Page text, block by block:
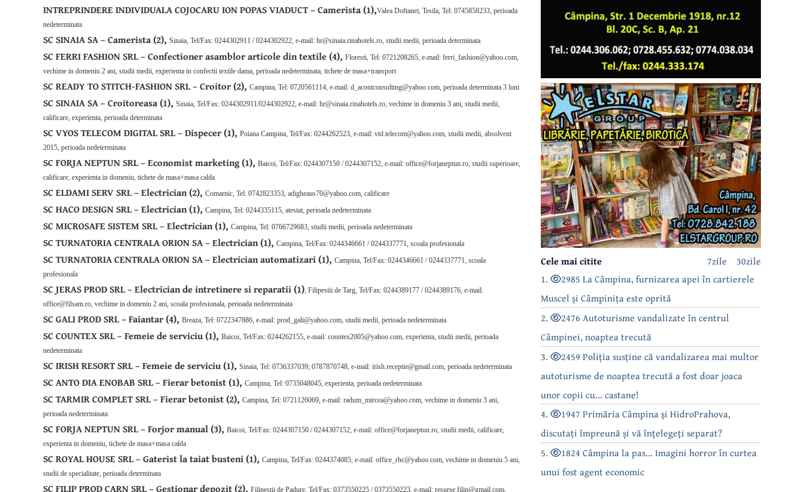
INTREPRINDERE INDIVIDUALA COJOCARU ION POPAS VIADUCT – Camerista (1),Valea Doftanei, Tesila, Tel: 0745858233, perioada
nedeterminata
SC SINAIA SA – Camerista (2), Sinaia, Tel/Fax: 0244302911 / 0244302922, e-mail: hr@sinaia.rinahotels.ro, studii medii, perioada determinata
SC FERRI FASHION SRL – Confectioner asamblor articole din textile (4), Floresti, Tel: 0721208265, e-mail: ferri_fashion@yahoo.com,
vechime in domeniu 2 ani, studii medii, experienta in confectii textile dama, perioada nedeterminata, tichete de masa+transport
SC READY TO STITCH-FASHION SRL – Croitor (2), Campina, Tel: 0720561114, e-mail: d_acontconsulting@yahoo.com, perioada determinata 3 luni
SC SINAIA SA – Croitoreasa (1), Sinaia, Tel/Fax: 0244302911/0244302922, e-mail: hr@sinaia.rinahotels.ro, vechime in domeniu 3 ani, studii medii,
calificare, experienta, perioada determinata
SC VYOS TELECOM DIGITAL SRL – Dispecer (1), Poiana Campina, Tel/Fax: 0244262523, e-mail: vtd.telecom@yahoo.com, studii medii, absolvent
2015, perioada nedeterminata
SC FORJA NEPTUN SRL – Economist marketing (1), Baicoi, Tel/Fax: 0244307150 / 0244307152, e-mail: office@forjaneptun.ro, studii superioare,
calificare, experienta in domeniu, tichete de masa+masa calda
SC ELDAMI SERV SRL – Electrician (2), Comarnic, Tel: 0742823353, adigheaus70@yahoo.com, calificare
SC HACO DESIGN SRL – Electrician (1), Campina, Tel: 0244335115, atestat, perioada nedeterminata
SC MICROSAFE SISTEM SRL – Electrician (1), Campina, Tel: 0766729683, studii medii, perioada nedeterminata
SC TURNATORIA CENTRALA ORION SA – Electrician (1), Campina, Tel/Fax: 0244346661 / 0244337771, scoala profesionala
SC TURNATORIA CENTRALA ORION SA – Electrician automatizari (1), Campina, Tel/Fax: 0244346661 / 0244337771, scoala
profesionala
SC JERAS PROD SRL – Electrician de intretinere si reparatii (1), Filipestii de Targ, Tel/Fax: 0244389177 / 0244389176, e-mail:
office@filsam.ro, vechime in domeniu 2 ani, scoala profesionala, perioada nedeterminata
SC GALI PROD SRL – Faiantar (4), Breaza, Tel: 0722347886, e-mail: prod_gali@yahoo.com, studii medii, perioada nedeterminata
SC COUNTEX SRL – Femeie de serviciu (1), Baicoi, Tel/Fax: 0244262155, e-mail: countex2005@yahoo.com, experienta, studii medii, perioada
nedeterminata
SC IRISH RESORT SRL – Femeie de serviciu (1), Sinaia, Tel: 0736337039; 0787870748, e-mail: irish.receptie@gmail.com, perioada nedeterminata
SC ANTO DIA ENOBAB SRL – Fierar betonist (1), Campina, Tel: 0735048045, experienta, perioada nedeterminata
SC TARMIR COMPLET SRL – Fierar betonist (2), Campina, Tel: 0721126069, e-mail: radum_mircea@yahoo.com, vechime in domeniu 3 ani,
perioada nedeterminata
SC FORJA NEPTUN SRL – Forjor manual (3), Baicoi, Tel/Fax: 0244307150 / 0244307152, e-mail: office@forjaneptun.ro, studii medii, calificare,
experienta in domeniu, tichete de masa+masa calda
SC ROYAL HOUSE SRL – Gaterist la taiat busteni (1), Campina, Tel/Fax: 0244374085, e-mail: office_rhc@yahoo.com, vechime in domeniu 5 ani,
studii de specialitate, perioada determinata
SC FILIP PROD CARN SRL – Gestionar depozit (2), Filipestii de Padure, Tel/Fax: 0373550225 / 0373550223, e-mail: resurse.filip@gmail.com,
30zile
7zile
Cele mai citite
1.
2985 La Câmpina, furnizarea apei în cartierele
Muscel și Câmpinița este oprită
2.
2476 Autoturisme vandalizate în centrul
Câmpinei, noaptea trecută
3.
2459 Poliția susține că vandalizarea mai multor
autoturisme de noaptea trecută a fost doar joaca
unor copii cu... castane!
4.
1947 Primăria Câmpina și HidroPrahova,
discutați împreună și vă înțelegeți separat?
5.
1824 Câmpina la pas... Imagini horror în curtea
unui fost agent economic